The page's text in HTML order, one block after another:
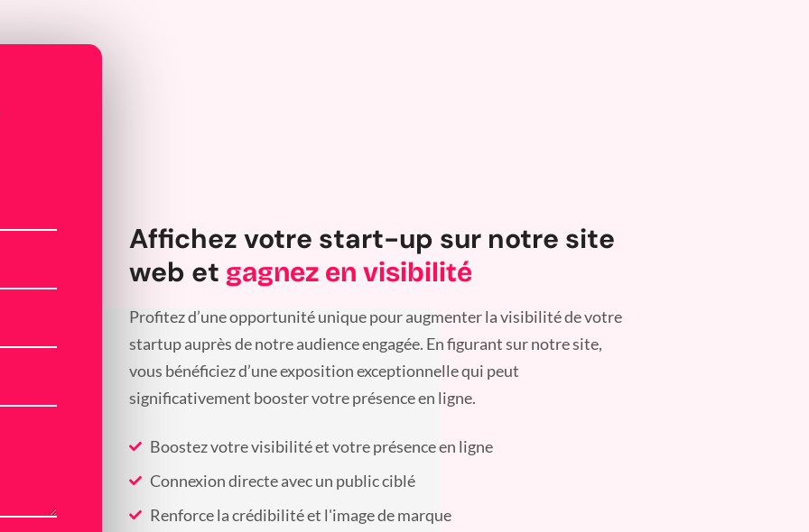
Affichez votre start-up sur notre site
web et gagnez en visibilité
Profitez d’une opportunité unique pour augmenter la visibilité de votre
startup auprès de notre audience engagée. En figurant sur notre site,
vous bénéficiez d’une exposition exceptionnelle qui peut
significativement booster votre présence en ligne.
Boostez votre visibilité et votre présence en ligne
Connexion directe avec un public ciblé
Renforce la crédibilité et l'image de marque